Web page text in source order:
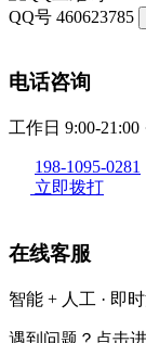
QQ号 460623785
电话咨询
工作日 9:00-21:00
198-1095-0281
立即拨打
在线客服
智能 + 人工 · 即
遇到问题？点击